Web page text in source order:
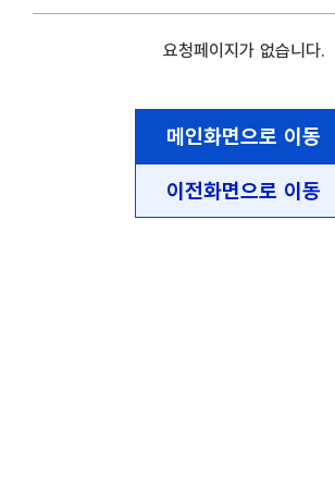
요청페이지가 없습니다.
메인화면으로 이동
이전화면으로 이동